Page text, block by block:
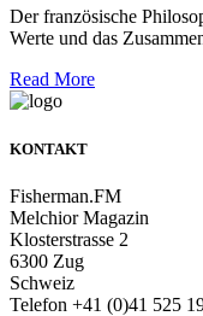
Der französische
Werte und das
Read More
KONTAKT
Fisherman.FM
Melchior Magazin
Klosterstrasse 2
6300 Zug
Schweiz
Telefon +41 (0)41 525